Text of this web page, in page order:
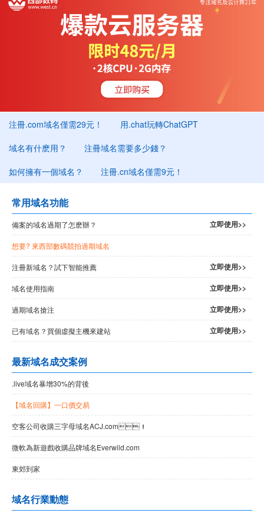
注冊.com域名僅需29元！
用.chat玩轉ChatGPT
域名有什麽用？
注冊域名需要多少錢？
如何擁有一個域名？
注冊.cn域名僅需9元！
常用域名功能
備案的域名過期了怎麽辦？ 立即使用>>
想要? 來西部數碼競拍過期域名
注冊新域名？試下智能推薦 立即使用>>
域名使用指南 立即使用>>
過期域名搶注 立即使用>>
已有域名？買個虛擬主機來建站 立即使用>>
最新域名成交案例
.live域名暴增30%的背後
【域名回購】一口價交易
空客公司收購三字母域名ACJ.com！
微軟為新遊戲收購品牌域名Everwild.com
東郊到家
域名行業動態